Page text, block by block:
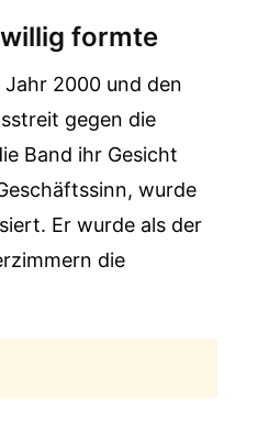
formte
2000 und den
gegen die
Band ihr Gesicht
wurde
Er wurde als der
die